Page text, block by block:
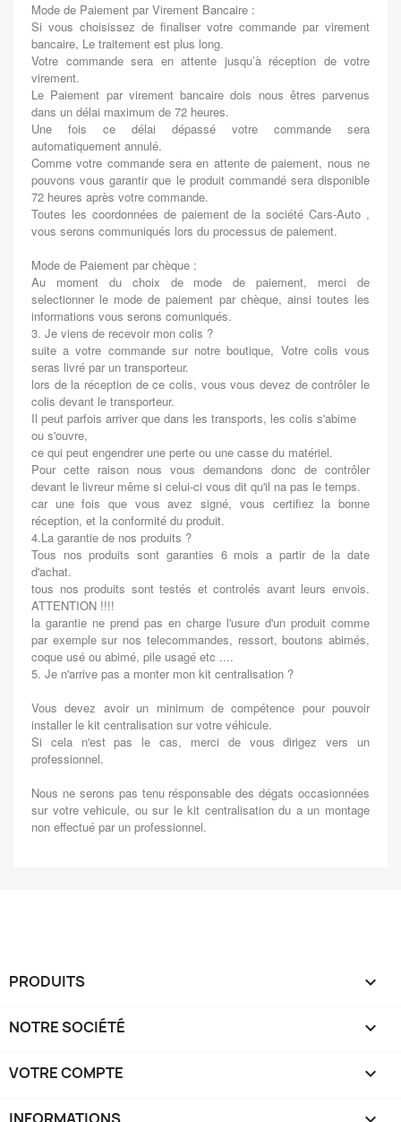
Mode de Paiement par Virement Bancaire :
Si vous choisissez de finaliser votre commande par virement
bancaire, Le traitement est plus long.
Votre commande sera en attente jusqu’à réception de votre
virement.
Le Paiement par virement bancaire dois nous êtres parvenus
dans un délai maximum de 72 heures.
Une fois ce délai dépassé votre commande sera
automatiquement annulé.
Comme votre commande sera en attente de paiement, nous ne
pouvons vous garantir que le produit commandé sera disponible
72 heures après votre commande.
Toutes les coordonnées de paiement de la société Cars-Auto ,
vous serons communiqués lors du processus de paiement.
Mode de Paiement par chèque :
Au moment du choix de mode de paiement, merci de
selectionner le mode de paiement par chèque, ainsi toutes les
informations vous serons comuniqués.
3. Je viens de recevoir mon colis ?
suite a votre commande sur notre boutique, Votre colis vous
seras livré par un transporteur.
lors de la réception de ce colis, vous vous devez de contrôler le
colis devant le transporteur.
Il peut parfois arriver que dans les transports, les colis s'abime
ou s'ouvre,
ce qui peut engendrer une perte ou une casse du matériel.
Pour cette raison nous vous demandons donc de contrôler
devant le livreur même si celui-ci vous dit qu'il na pas le temps.
car une fois que vous avez signé, vous certifiez la bonne
réception, et la conformité du produit.
4.La garantie de nos produits ?
Tous nos produits sont garanties 6 mois a partir de la date
d'achat.
tous nos produits sont testés et controlés avant leurs envois.
ATTENTION !!!!
la garantie ne prend pas en charge l'usure d'un produit comme
par exemple sur nos telecommandes, ressort, boutons abimés,
coque usé ou abimé, pile usagé etc ....
5. Je n'arrive pas a monter mon kit centralisation ?
Vous devez avoir un minimum de compétence pour pouvoir
installer le kit centralisation sur votre véhicule.
Si cela n'est pas le cas, merci de vous dirigez vers un
professionnel.
Nous ne serons pas tenu résponsable des dégats occasionnées
sur votre vehicule, ou sur le kit centralisation du a un montage
non effectué par un professionnel.
PRODUITS 
NOTRE SOCIÉTÉ 
VOTRE COMPTE 